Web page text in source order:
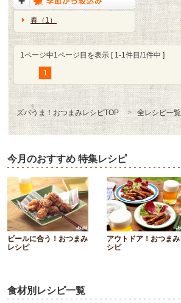
春（1）
1ページ中1ページ目を表示 [ 1-1件目/1件中 ]
1
ズバうま！おつまみレシピTOP 全レシピ一覧
今月のおすすめ 特集レシピ
ビールに合う！おつまみ
レシピ
アウトドア！おつまみ
シピ
食材別レシピ一覧